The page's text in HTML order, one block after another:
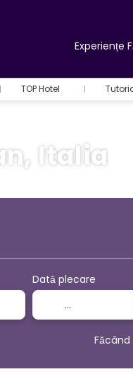
Experiențe
TOP Hotel
Italia
Dată plecare